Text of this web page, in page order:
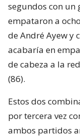
segundos con un
empataron a
de André Ayew y
acabaría en
de cabeza a la
(86).
Estos dos
por tercera vez
ambos partidos